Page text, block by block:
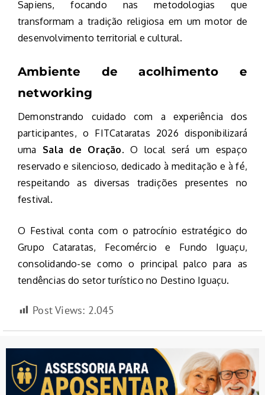
Sapiens, focando nas metodologias que
transformam a tradição religiosa em um motor de
desenvolvimento territorial e cultural.
Ambiente de acolhimento e
networking
Demonstrando cuidado com a experiência dos
participantes, o FITCataratas 2026 disponibilizará
uma Sala de Oração. O local será um espaço
reservado e silencioso, dedicado à meditação e à fé,
respeitando as diversas tradições presentes no
festival.
O Festival conta com o patrocínio estratégico do
Grupo Cataratas, Fecomércio e Fundo Iguaçu,
consolidando-se como o principal palco para as
tendências do setor turístico no Destino Iguaçu.
Post Views: 2.045